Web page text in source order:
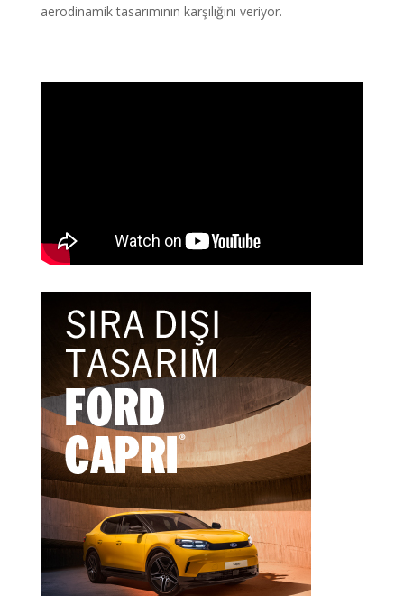
aerodinamik tasarımının karşılığını veriyor.